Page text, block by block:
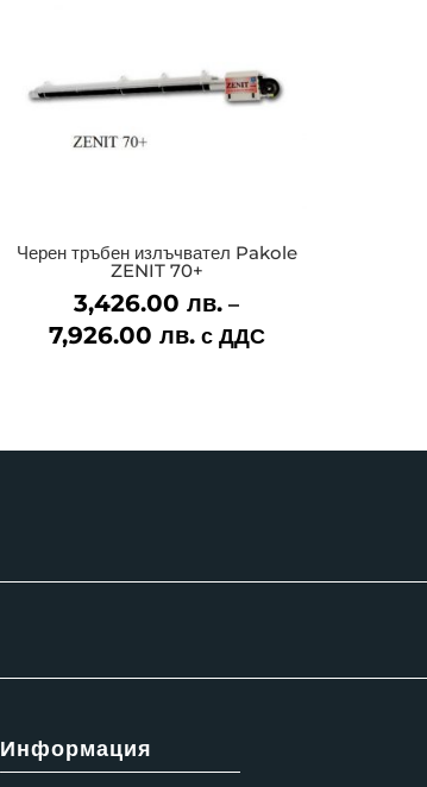
Черен тръбен излъчвател Pakole
ZENIT 70+
3,426.00лв. –
7,926.00 лв.Price
7,926.00 лв.
с ДДС
Информация